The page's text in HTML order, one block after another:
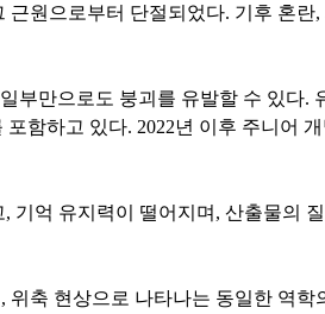
원으로부터 단절되었다. 기후 혼란
부만으로도 붕괴를 유발할 수 있다.
함하고 있다. 2022년 이후 주니어
기억 유지력이 떨어지며, 산출물의
축 현상으로 나타나는 동일한 역학